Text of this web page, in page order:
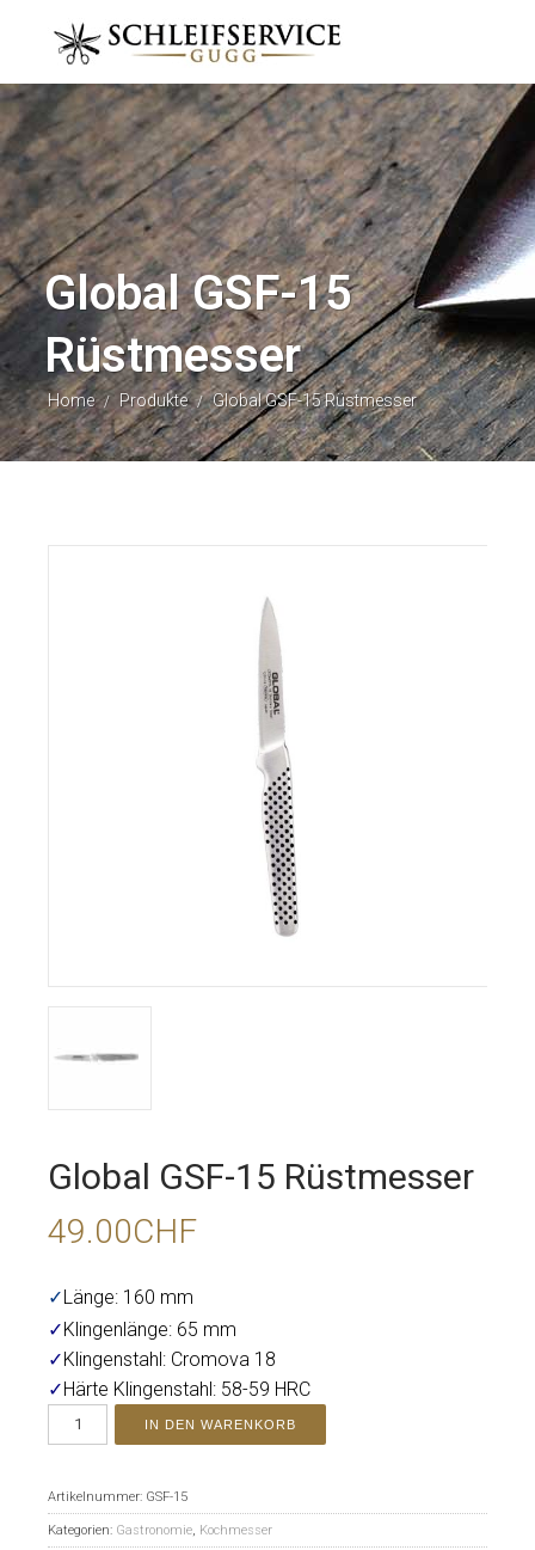
Global GSF-15
Rüstmesser
Home / Produkte / Global GSF-15 Rüstmesser
Global GSF-15 Rüstmesser
49.00CHF
✓Länge: 160 mm
✓Klingenlänge: 65 mm
✓Klingenstahl: Cromova 18
✓Härte Klingenstahl: 58-59 HRC
IN DEN WARENKORB
Artikelnummer: GSF-15
Kategorien: Gastronomie, Kochmesser